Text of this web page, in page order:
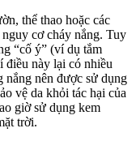
thể thao hoặc các
cơ cháy nắng. Tuy
“cố ý” (ví dụ tắm
điều này lại có nhiều
nắng nên được sử dụng
vệ da khỏi tác hại của
giờ sử dụng kem
trời.